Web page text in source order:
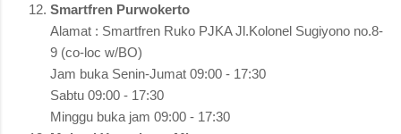
Smartfren Purwokerto
Alamat : Smartfren Ruko PJKA Jl.Kolonel Sugiyono no.8-
9 (co-loc w/BO)
Jam buka Senin-Jumat 09:00 - 17:30
Sabtu 09:00 - 17:30
Minggu buka jam 09:00 - 17:30